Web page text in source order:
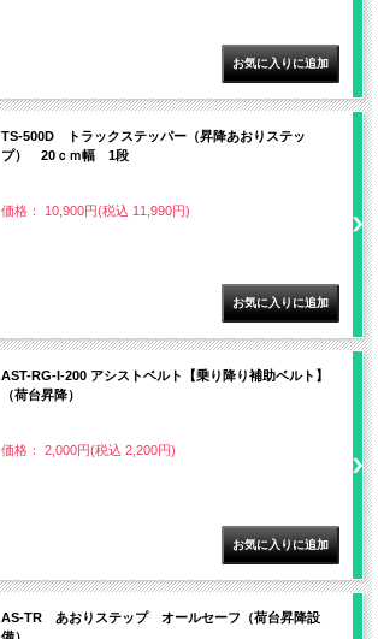
TS-500D トラックステッパー（昇降あおりステッ
プ） 20ｃｍ幅 1段
価格： 10,900円(税込 11,990円)
AST-RG-I-200 アシストベルト【乗り降り補助ベルト】
（荷台昇降）
価格： 2,000円(税込 2,200円)
AS-TR あおりステップ オールセーフ（荷台昇降設